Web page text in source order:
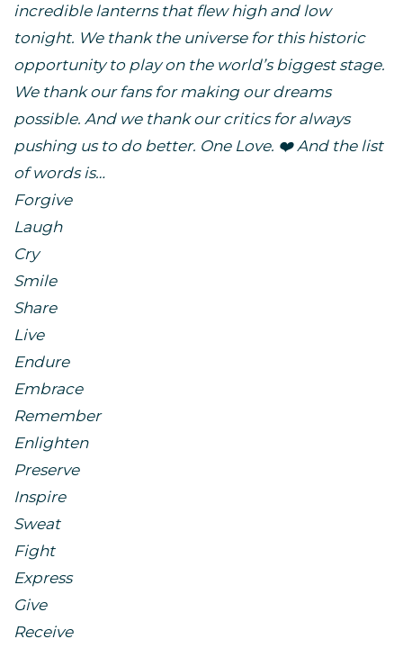
incredible lanterns that flew high and low
tonight. We thank the universe for this historic
opportunity to play on the world’s biggest stage.
We thank our fans for making our dreams
possible. And we thank our critics for always
pushing us to do better. One Love. ❤️ And the list
of words is…
Forgive
Laugh
Cry
Smile
Share
Live
Endure
Embrace
Remember
Enlighten
Preserve
Inspire
Sweat
Fight
Express
Give
Receive